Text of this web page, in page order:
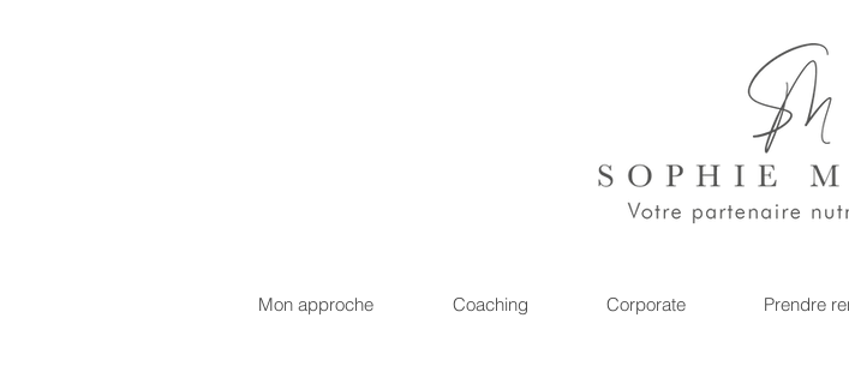
Mon approche Coaching Corporate Prendre